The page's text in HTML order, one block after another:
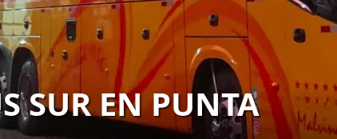
SUR EN PUNTA